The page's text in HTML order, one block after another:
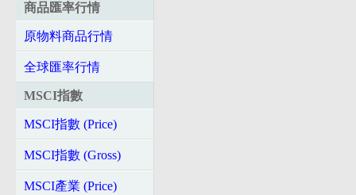
商品匯率行情
原物料商品行情
全球匯率行情
MSCI指數
MSCI指數 (Price)
MSCI指數 (Gross)
MSCI產業 (Price)